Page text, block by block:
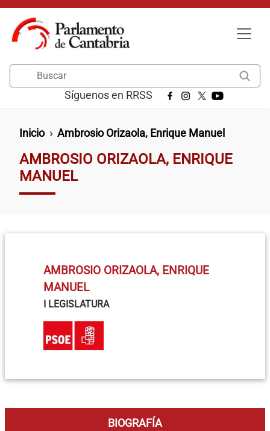
Pasar al contenido principal
Síguenos en RRSS
Ruta de navegación
Inicio Ambrosio Orizaola, Enrique Manuel
AMBROSIO ORIZAOLA, ENRIQUE
MANUEL
AMBROSIO ORIZAOLA, ENRIQUE
MANUEL
I LEGISLATURA
BIOGRAFÍA